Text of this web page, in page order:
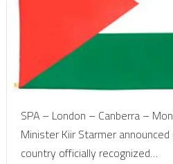
SPA – London – Canberra –
Minister Kiir Starmer
country officially recognized…